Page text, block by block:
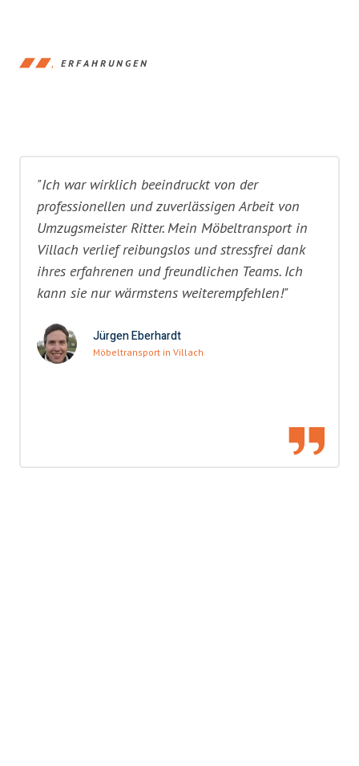
ERFAHRUNGEN
"Ich war wirklich beeindruckt von der
professionellen und zuverlässigen Arbeit von
Umzugsmeister Ritter. Mein Möbeltransport in
Villach verlief reibungslos und stressfrei dank
ihres erfahrenen und freundlichen Teams. Ich
kann sie nur wärmstens weiterempfehlen!"
Jürgen Eberhardt
Möbeltransport in Villach